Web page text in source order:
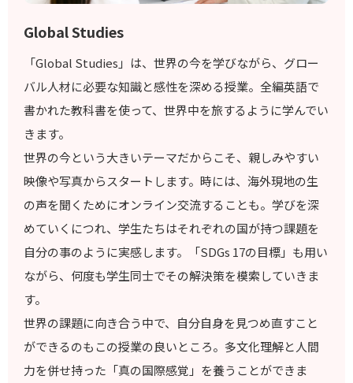
Global Studies
「Global Studies」は、世界の今を学びながら、グロー
バル人材に必要な知識と感性を深める授業。全編英語で
書かれた教科書を使って、世界中を旅するように学んでい
きます。
世界の今という大きいテーマだからこそ、親しみやすい
映像や写真からスタートします。時には、海外現地の生
の声を聞くためにオンライン交流することも。学びを深
めていくにつれ、学生たちはそれぞれの国が持つ課題を
自分の事のように実感します。「SDGs 17の目標」も用い
ながら、何度も学生同士でその解決策を模索していきま
す。
世界の課題に向き合う中で、自分自身を見つめ直すこと
ができるのもこの授業の良いところ。多文化理解と人間
力を併せ持った「真の国際感覚」を養うことができま